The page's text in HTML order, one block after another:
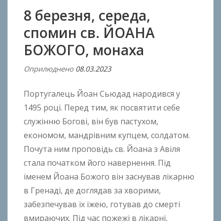
8 березня, середа,
спомин св. ЙОАНА
БОЖОГО, монаха
Оприлюднено 08.03.2023В
д
A
n
n
B
o
k
h
o
Португалець Йоан Сьюдад народився у
1495 році. Перед тим, як посвятити себе
служінню Богові, він був пастухом,
економом, мандрівним купцем, солдатом.
Почута ним проповідь св. Йоана з Авіля
стала початком його навернення. Під
іменем Йоана Божого він заснував лікарню
в Гренаді, де доглядав за хворими,
забезпечував їх їжею, готував до смерті
вмираючих. Під час пожежі в лікарні,